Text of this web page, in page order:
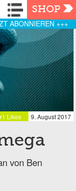
Navigation
SHOP
ABONNIEREN +++
9. August 2017
1 Likes
von Ben